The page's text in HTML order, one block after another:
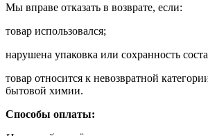
Мы вправе отказать в возврате, если:
товар использовался;
нарушена упаковка или сохранность
товар относится к невозвратной
бытовой химии.
Способы оплаты: